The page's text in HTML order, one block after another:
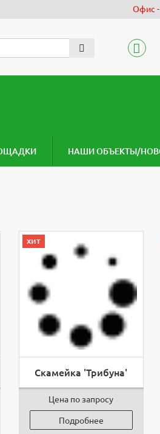
Офис -
НАШИ ОБЪЕКТЫ/
хит
Скамейка 'Трибуна'
Цена по запросу
Подробнее